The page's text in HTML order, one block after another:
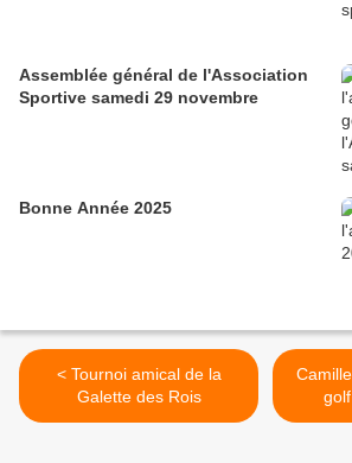
Assemblée général de l'Association
Sportive samedi 29 novembre
Bonne Année 2025
< Tournoi amical de la
Galette des Rois